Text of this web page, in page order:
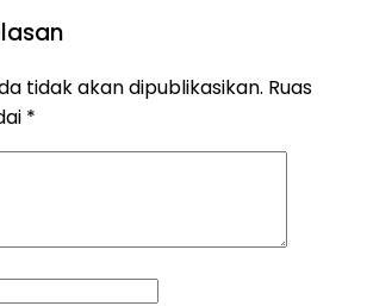
tidak akan dipublikasikan. Ruas
*